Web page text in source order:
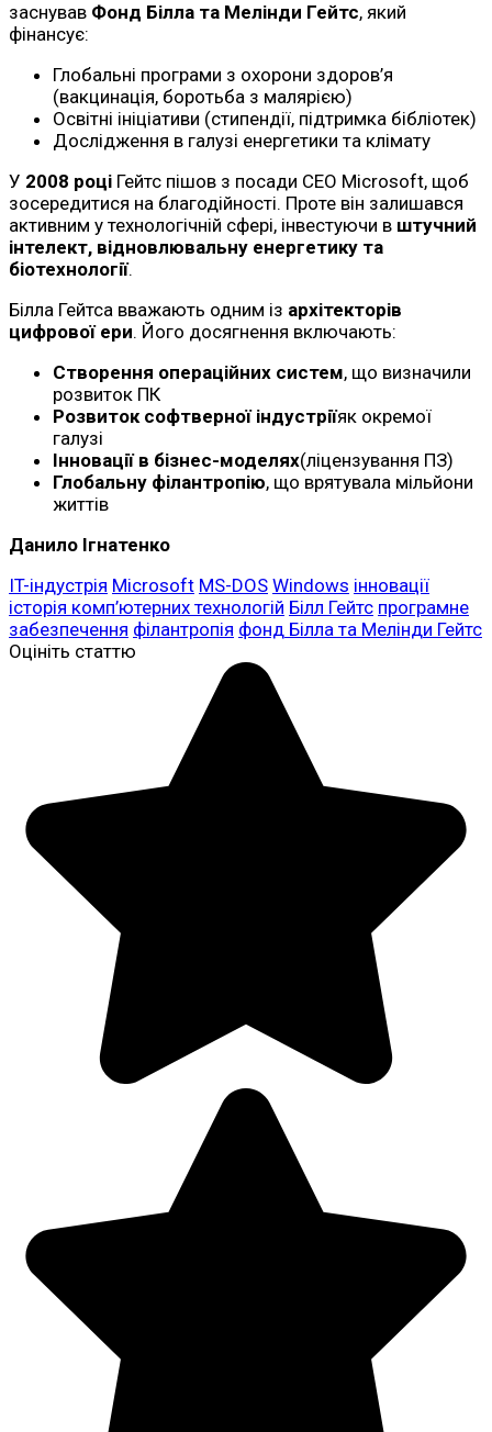
заснував Фонд Білла та Мелінди Гейтс, який
фінансує:
Глобальні програми з охорони здоров’я
(вакцинація, боротьба з малярією)
Освітні ініціативи (стипендії, підтримка бібліотек)
Дослідження в галузі енергетики та клімату
У 2008 році Гейтс пішов з посади CEO Microsoft, щоб
зосередитися на благодійності. Проте він залишався
активним у технологічній сфері, інвестуючи в штучний
інтелект, відновлювальну енергетику та
біотехнології.
Білла Гейтса вважають одним із архітекторів
цифрової ери. Його досягнення включають:
Створення операційних систем, що визначили
розвиток ПК
Розвиток софтверної індустріїяк окремої
галузі
Інновації в бізнес-моделях(ліцензування ПЗ)
Глобальну філантропію, що врятувала мільйони
життів
Данило Ігнатенко
IT-індустрія Microsoft MS-DOS Windows інновації
історія комп’ютерних технологій Білл Гейтс програмне
забезпечення філантропія фонд Білла та Мелінди Гейтс
Оцініть статтю